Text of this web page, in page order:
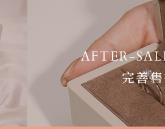
AFTER-
完善